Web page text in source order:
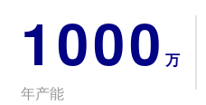
1000 万
年产能